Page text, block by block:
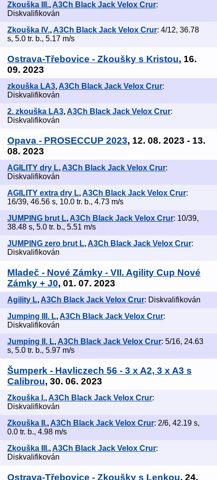
Zkouška III., A3Ch Black Jack Velox Crur:
Diskvalifikován
Zkouška IV.,A3Ch Black Jack Velox Crur: 4/12, 36.78
s, 5.0 tr. b., 5.17 m/s
Ostrava-Třebovice - Zkoušky s Kristou, 16.
09. 2023
zkouška LA3, A3Ch Black Jack Velox Crur:
Diskvalifikován
2. zkouška LA3,A3Ch Black Jack Velox Crur:
Diskvalifikován
Opava - PROSECCUP 2023, 12. 08. 2023 - 13.
08. 2023
AGILITY dry L, A3Ch Black Jack Velox Crur:
Diskvalifikován
AGILITY extra dry L,A3Ch Black Jack Velox Crur:
16/39, 46.56 s, 10.0 tr. b., 4.73 m/s
JUMPING brut L, A3Ch Black Jack Velox Crur: 10/39,
38.48 s, 5.0 tr. b., 5.51 m/s
JUMPING zero brut L,A3Ch Black Jack Velox Crur:
Diskvalifikován
Mladeč - Nové Zámky - VII. Agility Cup Nové
Zámky + J0, 01. 07. 2023
Agility L, A3Ch Black Jack Velox Crur: Diskvalifikován
Jumping III. L,A3Ch Black Jack Velox Crur:
Diskvalifikován
Jumping II. L, A3Ch Black Jack Velox Crur: 5/16, 24.63
s, 5.0 tr. b., 5.97 m/s
Šumperk - Havliczech 56 - 3 x A2, 3 x A3 s
Calibrou, 30. 06. 2023
Zkouška I.,A3Ch Black Jack Velox Crur:
Diskvalifikován
Zkouška II., A3Ch Black Jack Velox Crur: 2/6, 42.19 s,
0.0 tr. b., 4.98 m/s
Zkouška III.,A3Ch Black Jack Velox Crur:
Diskvalifikován
Ostrava-Třebovice - Zkoušky s Lenkou, 24.